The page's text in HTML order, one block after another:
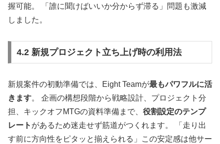
握可能。 「誰に聞けばいいか分からず滞る」問題も激減
しました。
4.2 新規プロジェクト立ち上げ時の利用法
新規案件の初動準備では、Eight Teamが最もパワフルに活
きます。 企画の構想段階から戦略設計、プロジェクト分
担、キックオフMTGの資料準備まで、 役割設定のテンプ
レート があるため迷走せず筋道がつくれます。 「走り出
す前に方向性をピタッと揃えられる」この安定感は他サー